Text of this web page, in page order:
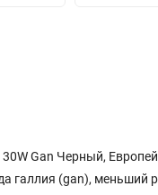
30W Gan Черный,
галлия (gan), меньший